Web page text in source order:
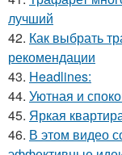
лучший
42. Как выбрать
рекомендации
43. Headlines:
44. Уютная и
45. Яркая
46. В этом видео